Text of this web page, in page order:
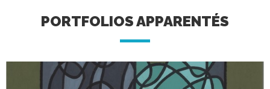
PORTFOLIOS APPARENTÉS